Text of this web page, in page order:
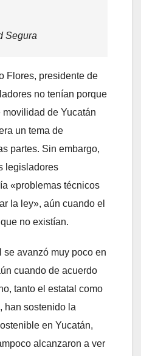
Segura
Flores, presidente de
no tenían porque
de Yucatán
un tema de
partes. Sin embargo,
legisladores
«problemas técnicos
la ley», aún cuando el
no existían.
se avanzó muy poco en
cuando de acuerdo
tanto el estatal como
han sostenido la
en Yucatán,
alcanzaron a ver